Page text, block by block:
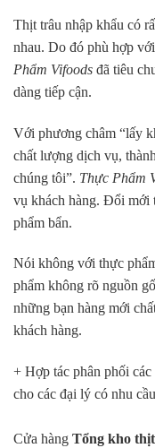
Thịt trâu nhập khẩu có
nhau. Do đó phù hợp
Phẩm Vifoods đã tiêu
dàng tiếp cận.
Với phương châm “lấy
chất lượng dịch vụ,
chúng tôi”. Thực Phẩm
vụ khách hàng. Đổi mới
phẩm bẩn.
Nói không với thực
phẩm không rõ nguồn
những bạn hàng mới
khách hàng.
+ Hợp tác phân phối
cho các đại lý có nhu cầu
Cửa hàng Tổng kho